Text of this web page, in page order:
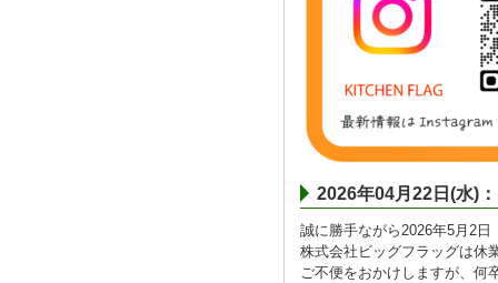
2026年04月22日(水)
誠に勝手ながら2026年5月2
株式会社ビッグフラッグは休
ご不便をおかけしますが、何